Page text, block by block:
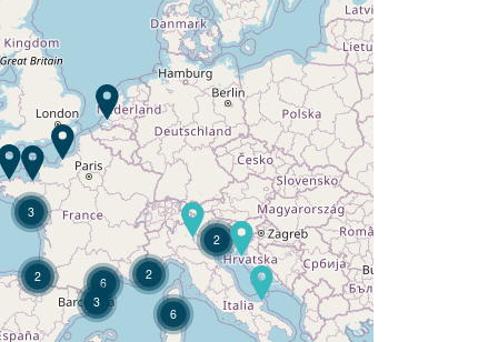
Entdecken Sie
2
2
6
3
6
2
3